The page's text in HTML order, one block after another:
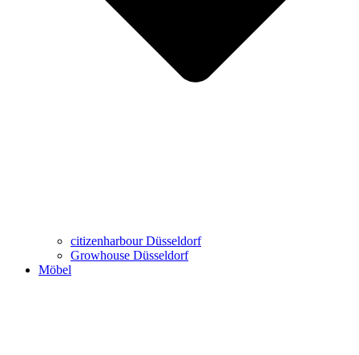
citizenharbour Düsseldorf
Growhouse Düsseldorf
Möbel